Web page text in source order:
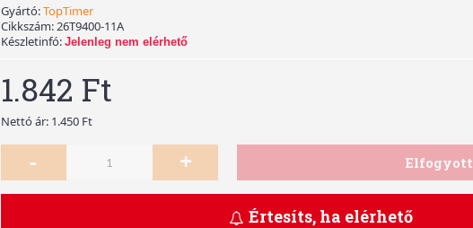
Gyártó:TopTimer
Cikkszám:26T9400-11A
Készletinfó: Jelenleg nem elérhető
1.842 Ft
Nettó ár: 1.450 Ft
- + Elfogyott
Értesíts, ha elérhető